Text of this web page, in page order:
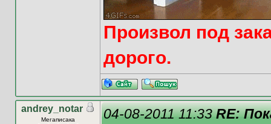
Произвол под
дорого.
andrey_notar
Мегаписака 04-08-2011 11:33RE: